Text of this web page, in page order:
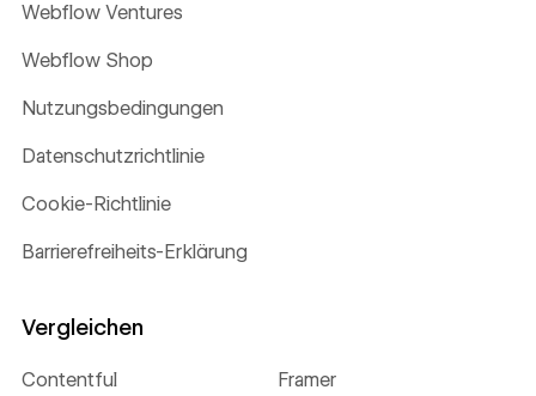
Webflow Ventures
Webflow Shop
Nutzungsbedingungen
Datenschutzrichtlinie
Cookie-Richtlinie
Barrierefreiheits-Erklärung
Vergleichen
Contentful Framer